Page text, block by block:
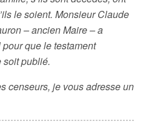
le soient. Monsieur Claude
– ancien Maire – a
que le testament
publié.
censeurs, je vous adresse un